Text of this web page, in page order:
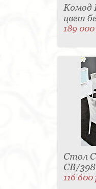
Комод
цвет
189
Стол
CB/
116